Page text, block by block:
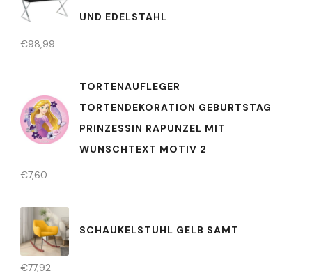
UND EDELSTAHL
€98,99
TORTENAUFLEGER
TORTENDEKORATION GEBURTSTAG
PRINZESSIN RAPUNZEL MIT
WUNSCHTEXT MOTIV 2
€7,60
SCHAUKELSTUHL GELB SAMT
€77,92